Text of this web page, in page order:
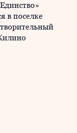
в поселке